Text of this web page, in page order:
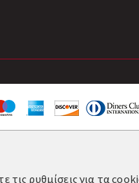
τις ρυθμίσεις για τα